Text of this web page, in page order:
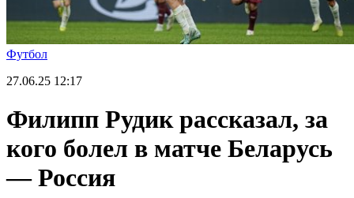
Футбол
27.06.25 12:17
Филипп Рудик рассказал, за
кого болел в матче Беларусь
— Россия